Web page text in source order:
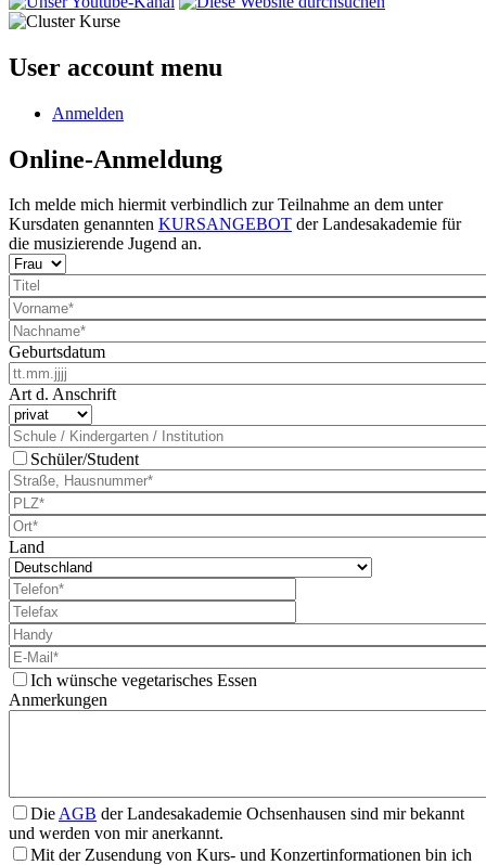
User account menu
Anmelden
Online-Anmeldung
Ich melde mich hiermit verbindlich zur Teilnahme an dem unter
Kursdaten genannten KURSANGEBOT der Landesakademie für
die musizierende Jugend an.
Geburtsdatum
Art d. Anschrift
Schüler/Student
Land
Ich wünsche vegetarisches Essen
Anmerkungen
DieAGB der Landesakademie Ochsenhausen sind mir bekannt
und werden von mir anerkannt.
Mit der Zusendung von Kurs- und Konzertinformationen bin ich